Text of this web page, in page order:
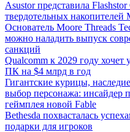
Asustor представила
твердотельных накопителей
Основатель Moore Threads
можно наладить выпуск
санкций
Qualcomm к 2029 году хочет
ПК на $4 млрд в год
Гигантские курицы,
выбор персонажа: инсайдер
геймплея новой Fable
Bethesda похвасталась
подарки для игроков